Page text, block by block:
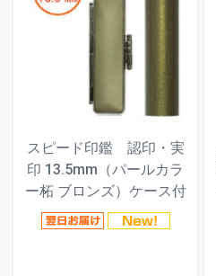
スピード印鑑 認印・実
印 13.5mm（パールカラ
ー柘 ブロンズ）ケース付